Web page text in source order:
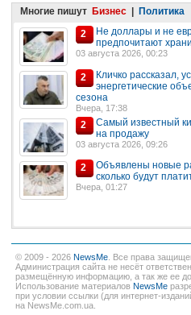
Многие пишут Бизнес
Политика
2
Не доллары и не
предпочитают
03 августа 2026, 00:23
2
Кличко рассказал,
энергетические
сезона
Вчера, 17:38
2
Самый известный
на продажу
03 августа 2026, 09:26
2
Объявлены новые
сколько будут
Вчера, 01:27
© 2009 - 2026 NewsMe . Все права
Администрация сайта не несёт
размещённую информацию, а так же ее
Использование материалов NewsMe
при условии ссылки (для интернет-
на NewsMe.com.ua.